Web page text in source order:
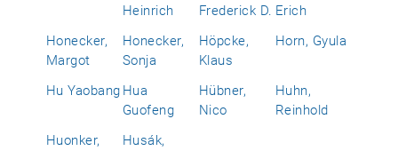
Heinrich
Frederick D. Erich
Honecker,
Margot
Honecker,
Sonja
Höpcke,
Klaus
Horn, Gyula
Hu Yaobang Hua
Guofeng
Hübner,
Nico
Huhn,
Reinhold
Huonker,
Husák,